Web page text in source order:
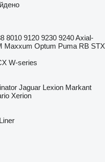
8010 9120 9230 9240Axial-
Maxxum Optum Puma RB STX
W-series
Jaguar Lexion Markant
Xerion